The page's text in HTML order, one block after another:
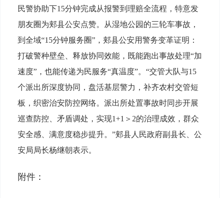
民警协助下15分钟完成从报警到理赔全流程，特意发
朋友圈为郏县公安点赞。从湿地公园的三轮车事故，
到全域“15分钟服务圈”，郏县公安用警务变革证明：
打破警种壁垒、释放协同效能，既能跑出事故处理“加
速度”，也能传递为民服务“真温度”。“交管大队与15
个派出所深度协同，盘活基层警力，补齐农村交管短
板，织密治安防控网络。派出所处置事故时同步开展
巡查防控、矛盾调处，实现1+1＞2的治理成效，群众
安全感、满意度稳步提升。”郏县人民政府副县长、公
安局局长杨继朝表示。
附件：